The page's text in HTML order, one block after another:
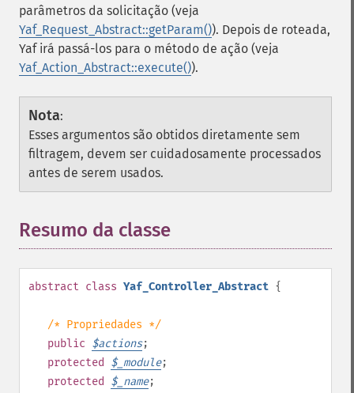
parâmetros da solicitação (veja
Yaf_Request_Abstract::getParam()). Depois de roteada,
Yaf irá passá-los para o método de ação (veja
Yaf_Action_Abstract::execute()).
Nota:
Esses argumentos são obtidos diretamente sem
filtragem, devem ser cuidadosamente processados
​​​​antes de serem usados.
Resumo da classe
abstract class Yaf_Controller_Abstract {
/* Propriedades */
public $actions;
protected
$_module;
protected
$_name;